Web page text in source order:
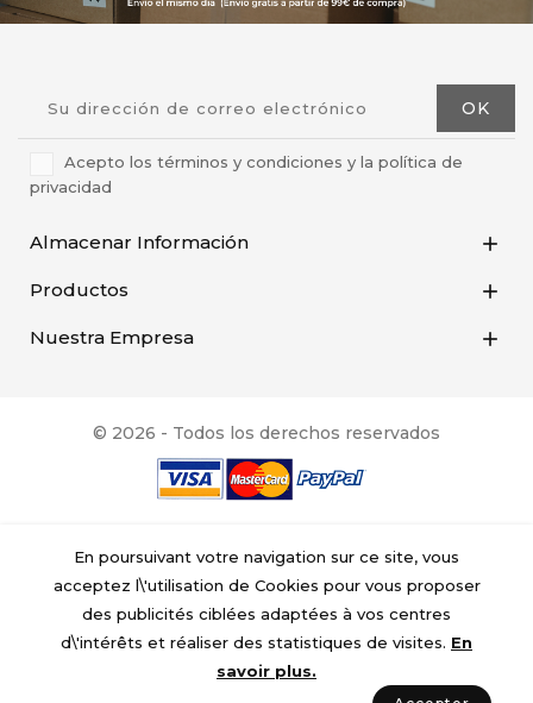
Acepto los términos y condiciones y la política de
privacidad
Almacenar Información 
Productos 
Nuestra Empresa 
© 2026 - Todos los derechos reservados
En poursuivant votre navigation sur ce site, vous
acceptez l\'utilisation de Cookies pour vous proposer
des publicités ciblées adaptées à vos centres
d\'intérêts et réaliser des statistiques de visites. En
savoir plus.